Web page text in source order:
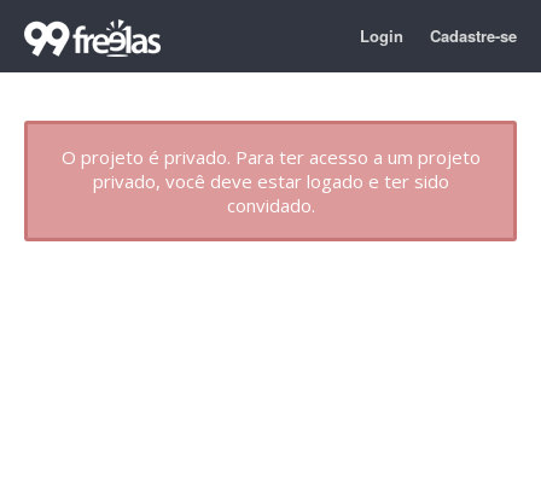
Login Cadastre-se
O projeto é privado. Para ter acesso a um projeto
privado, você deve estar logado e ter sido
convidado.